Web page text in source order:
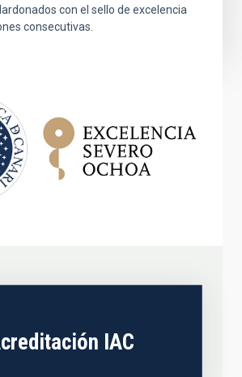
con el sello de excelencia
consecutivas.
IAC